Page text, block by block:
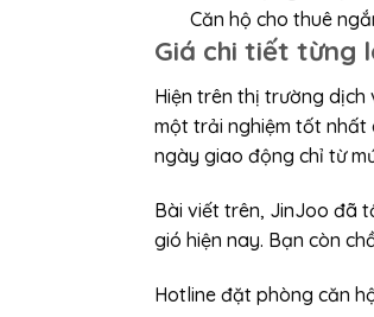
Căn hộ cho thuê
Giá chi tiết từng
Hiện trên thị trường dịch
một trải nghiệm tốt nhất
ngày giao động chỉ từ
Bài viết trên, JinJoo đã
gió hiện nay. Bạn còn
Hotline đặt phòng căn